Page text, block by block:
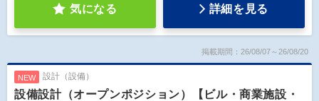
気になる 詳細を見る
掲載期間：26/08/07～26/08/20
NEW 設計（設備）
設備設計（オープンポジション）【ビル・商業施設・